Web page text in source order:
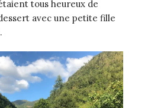
tous heureux de
avec une petite fille